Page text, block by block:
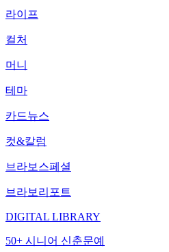
라이프
컬처
머니
테마
카드뉴스
컷&칼럼
브라보스페셜
브라보리포트
DIGITAL LIBRARY
50+ 시니어 신춘문예